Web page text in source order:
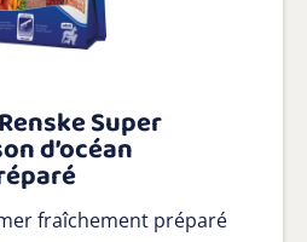
Super
d’océan
fraîchement préparé